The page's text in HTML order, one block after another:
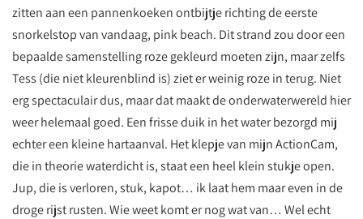
zitten aan een pannenkoeken ontbijtje richting de eerste
snorkelstop van vandaag, pink beach. Dit strand zou door een
bepaalde samenstelling roze gekleurd moeten zijn, maar zelfs
Tess (die niet kleurenblind is) ziet er weinig roze in terug. Niet
erg spectaculair dus, maar dat maakt de onderwaterwereld hier
weer helemaal goed. Een frisse duik in het water bezorgd mij
echter een kleine hartaanval. Het klepje van mijn ActionCam,
die in theorie waterdicht is, staat een heel klein stukje open.
Jup, die is verloren, stuk, kapot… ik laat hem maar even in de
droge rijst rusten. Wie weet komt er nog wat van… Wel echt